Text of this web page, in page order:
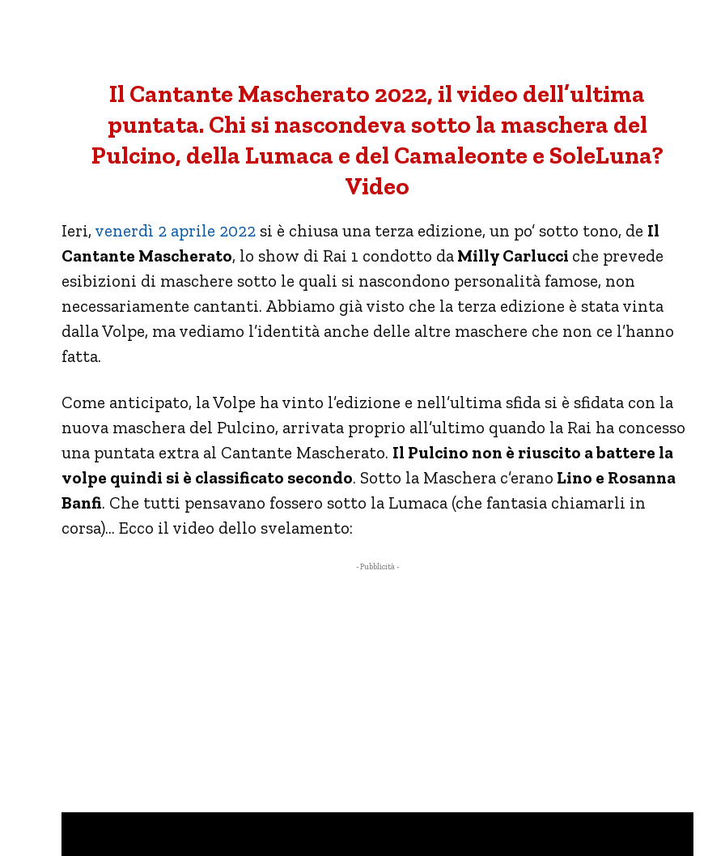
Il Cantante Mascherato 2022, il video dell’ultima
puntata. Chi si nascondeva sotto la maschera del
Pulcino, della Lumaca e del Camaleonte e SoleLuna?
Video
Ieri, venerdì 2 aprile 2022 si è chiusa una terza edizione, un po’ sotto tono, de Il
Cantante Mascherato, lo show di Rai 1 condotto da Milly Carlucci che prevede
esibizioni di maschere sotto le quali si nascondono personalità famose, non
necessariamente cantanti. Abbiamo già visto che la terza edizione è stata vinta
dalla Volpe, ma vediamo l’identità anche delle altre maschere che non ce l’hanno
fatta.
Come anticipato, la Volpe ha vinto l’edizione e nell’ultima sfida si è sfidata con la
nuova maschera del Pulcino, arrivata proprio all’ultimo quando la Rai ha concesso
una puntata extra al Cantante Mascherato. Il Pulcino non è riuscito a battere la
volpe quindi si è classificato secondo. Sotto la Maschera c’erano Lino e Rosanna
Banfi. Che tutti pensavano fossero sotto la Lumaca (che fantasia chiamarli in
corsa)… Ecco il video dello svelamento:
- Pubblicità -